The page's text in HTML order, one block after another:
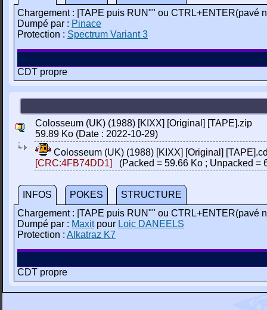
Chargement : |TAPE puis RUN"" ou CTRL+ENTER(pavé
Dumpé par : Pinace
Protection : Spectrum Variant 3
CDT propre
Colosseum (UK) (1988) [KIXX] [Original] [TAPE].zip
59.89 Ko (Date : 2022-10-29)
Colosseum (UK) (1988) [KIXX] [Original]
[CRC:4FB74DD1]
(Packed = 59.66 Ko ; Unpacked =
INFOS POKES
STRUCTURE
Chargement : |TAPE puis RUN"" ou CTRL+ENTER(pavé
Dumpé par : Maxitpour Loic DANEELS
Protection : Alkatraz K7
CDT propre